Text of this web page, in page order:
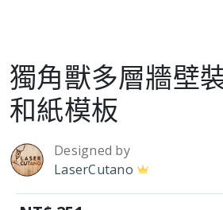
獨角獸多層牆壁
和紙模板
Designed by
LaserCutano